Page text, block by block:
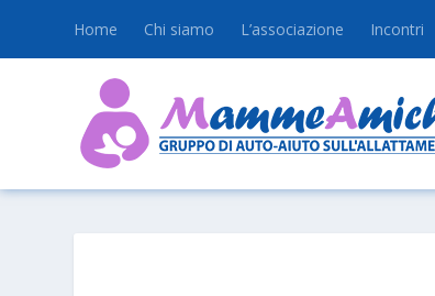
Home Chi siamo L’associazione Incontri